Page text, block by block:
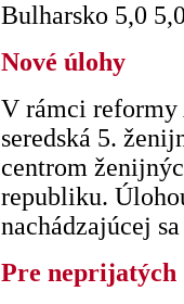
Bulharsko 5,0
Nové úlohy
V rámci reformy
seredská 5.
centrom
republiku.
nachádzajúcej
Pre neprijatých